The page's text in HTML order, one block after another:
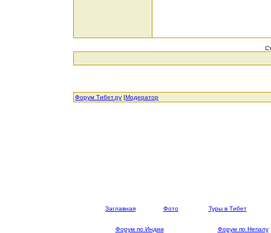
Форум Тибет.ру |Модератор
Заглавная Фото Туры в Тибет
Форум по Индии Форум по Непалу